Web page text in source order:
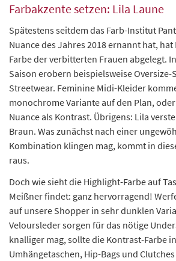
Farbakzente setzen: Lila Laune
Spätestens seitdem das Farb-Institut
Nuance des Jahres 2018 ernannt hat, hat
Farbe der verbitterten Frauen abgelegt.
Saison erobern beispielsweise Oversize-
Streetwear. Feminine Midi-Kleider
monochrome Variante auf den Plan,
Nuance als Kontrast. Übrigens: Lila
Braun. Was zunächst nach einer
Kombination klingen mag, kommt in
raus.
Doch wie sieht die Highlight-Farbe auf
Meißner findet: ganz hervorragend!
auf unsere Shopper in sehr dunklen
Veloursleder sorgen für das nötige
knalliger mag, sollte die Kontrast-Farbe
Umhängetaschen, Hip-Bags und